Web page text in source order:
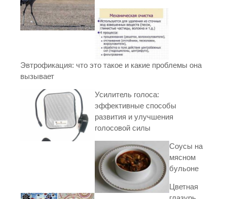
Эвтрофикация: что это такое и какие проблемы она
вызывает
Усилитель голоса:
эффективные способы
развития и улучшения
голосовой силы
Соусы на
мясном
бульоне
Цветная